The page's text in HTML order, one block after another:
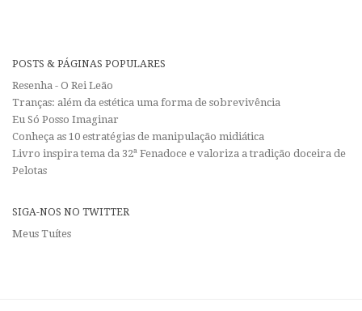
POSTS & PÁGINAS POPULARES
Resenha - O Rei Leão
Tranças: além da estética uma forma de sobrevivência
Eu Só Posso Imaginar
Conheça as 10 estratégias de manipulação midiática
Livro inspira tema da 32ª Fenadoce e valoriza a tradição doceira de
Pelotas
SIGA-NOS NO TWITTER
Meus Tuítes